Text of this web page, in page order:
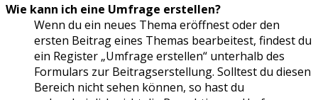
Wie kann ich eine Umfrage erstellen?
Wenn du ein neues Thema eröffnest oder den
ersten Beitrag eines Themas bearbeitest, findest du
ein Register „Umfrage erstellen“ unterhalb des
Formulars zur Beitragserstellung. Solltest du diesen
Bereich nicht sehen können, so hast du